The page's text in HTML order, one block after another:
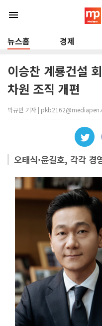
menu
뉴스홈 경제
이승찬 계룡건설
차원 조직 개편
박규빈 기자 |
오태식·윤길호, 각각 경